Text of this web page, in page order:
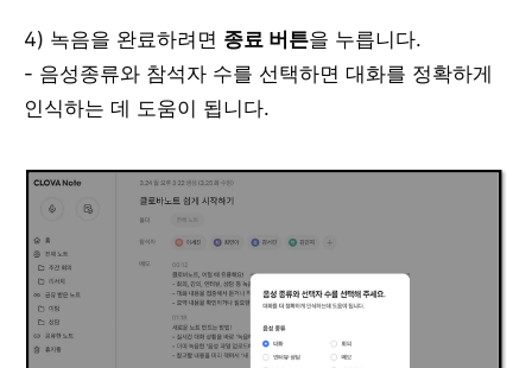
4) 녹음을 완료하려면 종료 버튼을 누릅니다.
- 음성종류와 참석자 수를 선택하면 대화를 정확하게
인식하는 데 도움이 됩니다.